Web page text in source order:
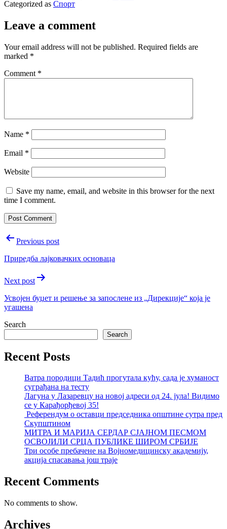
Categorized as Спорт
Leave a comment
Your email address will not be published. Required fields are
marked *
Comment *
Name *
Email *
Website
Save my name, email, and website in this browser for the next
time I comment.
PostPrevious post
Приредба лајковачких основаца
Next post
Усвојен буџет и решење за запослене из „Дирекције“ која је
угашена
Search
Search
Recent Posts
Ватра породици Тадић прогутала кућу, сада је хуманост
суграђана на тесту
Лагуна у Лазаревцу на новој адреси од 24. јула! Видимо
се у Карађорђевој 35!
Референдум о оставци председника општине сутра пред
Скупштином
МИТРА И МАРИЈА СЕРДАР СЈАЈНОМ ПЕСМОМ
ОСВОЈИЛИ СРЦА ПУБЛИКЕ ШИРОМ СРБИЈЕ
Три особе пребачене на Војномедицинску академију,
акција спасавања још траје
Recent Comments
No comments to show.
Archives